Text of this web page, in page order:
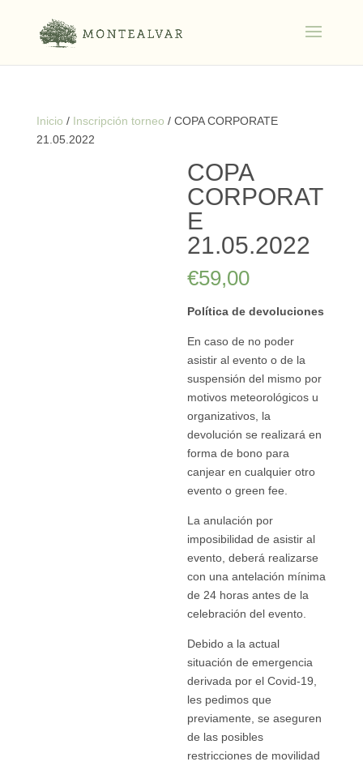
Inicio / Inscripción torneo / COPA CORPORATE
21.05.2022
COPA
CORPORAT
E
21.05.2022
€59,00
Política de devoluciones
En caso de no poder
asistir al evento o de la
suspensión del mismo por
motivos meteorológicos u
organizativos, la
devolución se realizará en
forma de bono para
canjear en cualquier otro
evento o green fee.
La anulación por
imposibilidad de asistir al
evento, deberá realizarse
con una antelación mínima
de 24 horas antes de la
celebración del evento.
Debido a la actual
situación de emergencia
derivada por el Covid-19,
les pedimos que
previamente, se aseguren
de las posibles
restricciones de movilidad